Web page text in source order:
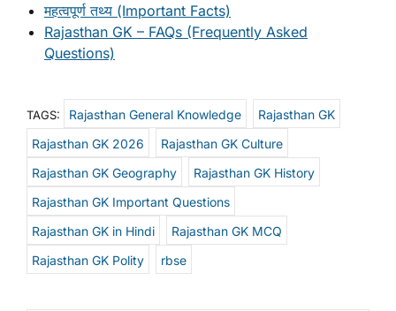
महत्वपूर्ण तथ्य (Important Facts)
Rajasthan GK – FAQs (Frequently Asked
Questions)
TAGS: Rajasthan General Knowledge
Rajasthan GK
Rajasthan GK 2026
Rajasthan GK Culture
Rajasthan GK Geography
Rajasthan GK History
Rajasthan GK Important Questions
Rajasthan GK in Hindi
Rajasthan GK MCQ
Rajasthan GK Polity
rbse